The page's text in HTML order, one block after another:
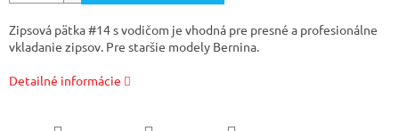
Zipsová pätka #14 s vodičom je vhodná pre presné a profesionálne
vkladanie zipsov. Pre staršie modely Bernina.
Detailné informácie